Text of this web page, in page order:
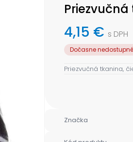
Priezvučná
4,15 € s DPH
Dočasne nedostupné
Priezvučná tkanina,
Značka